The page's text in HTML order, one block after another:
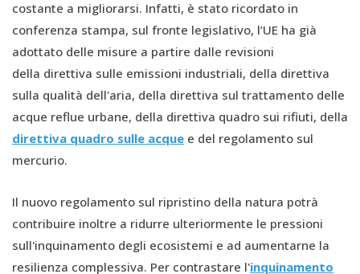
costante a migliorarsi. Infatti, è stato ricordato in
conferenza stampa, sul fronte legislativo, l’UE ha già
adottato delle misure a partire dalle revisioni
della direttiva sulle emissioni industriali, della direttiva
sulla qualità dell'aria, della direttiva sul trattamento delle
acque reflue urbane, della direttiva quadro sui rifiuti, della
direttiva quadro sulle acque e del regolamento sul
mercurio.
Il nuovo regolamento sul ripristino della natura potrà
contribuire inoltre a ridurre ulteriormente le pressioni
sull'inquinamento degli ecosistemi e ad aumentarne la
resilienza complessiva. Per contrastare l'inquinamento